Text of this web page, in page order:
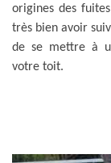
origines des
très bien avoir
de se mettre à
votre toit.